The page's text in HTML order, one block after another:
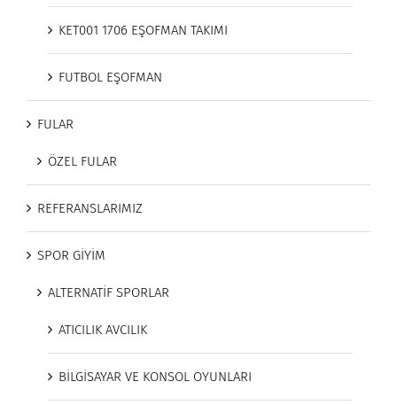
KET001 1706 EŞOFMAN TAKIMI
FUTBOL EŞOFMAN
FULAR
ÖZEL FULAR
REFERANSLARIMIZ
SPOR GİYİM
ALTERNATİF SPORLAR
ATICILIK AVCILIK
BİLGİSAYAR VE KONSOL OYUNLARI